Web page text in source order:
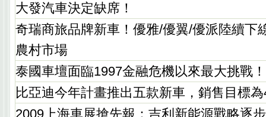
大發汽車決定缺席！
奇瑞商旅品牌新車！優雅/優翼/優派陸續下
農村市場
泰國車壇面臨1997金融危機以來最大挑戰！
比亞迪今年計畫推出五款新車，銷售目標
2009上海車展搶先報：吉利新能源戰略逐